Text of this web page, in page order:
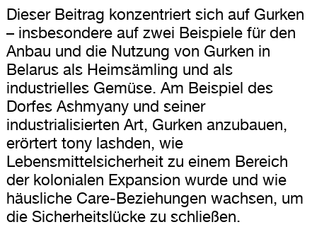
Dieser Beitrag konzentriert sich auf Gurken
– insbesondere auf zwei Beispiele für den
Anbau und die Nutzung von Gurken in
Belarus als Heimsämling und als
industrielles Gemüse. Am Beispiel des
Dorfes Ashmyany und seiner
industrialisierten Art, Gurken anzubauen,
erörtert tony lashden, wie
Lebensmittelsicherheit zu einem Bereich
der kolonialen Expansion wurde und wie
häusliche Care-Beziehungen wachsen, um
die Sicherheitslücke zu schließen.